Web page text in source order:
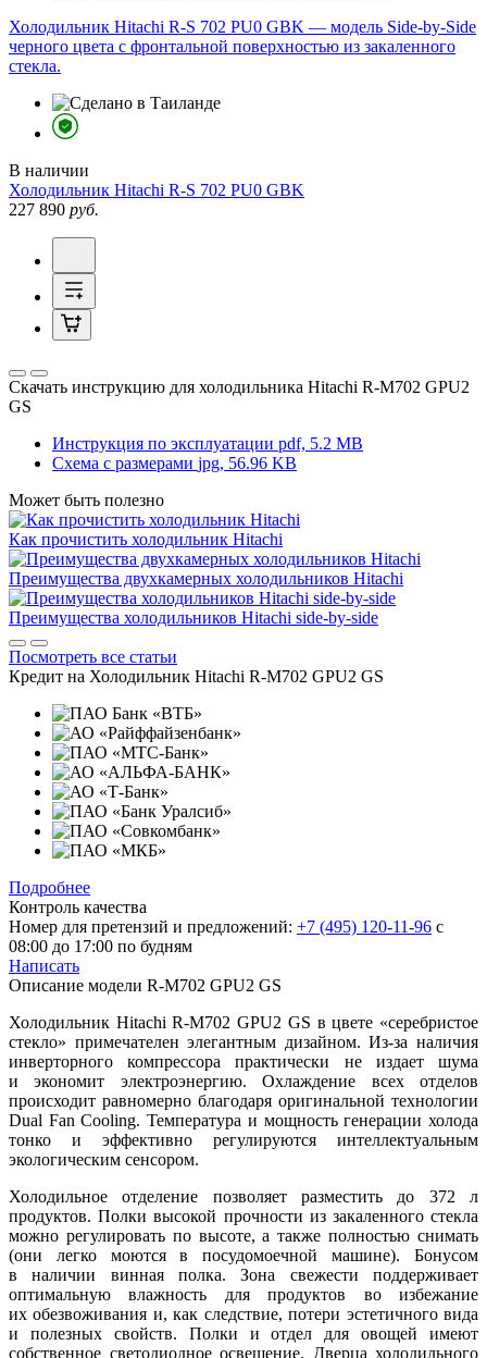
Холодильник Hitachi R-S 702 PU0 GBK — модель Side-by-Side
черного цвета c фронтальной поверхностью из закаленного
стекла.
В наличии
Холодильник Hitachi R-S 702 PU0 GBK
227 890 руб.
Скачать инструкцию для холодильника Hitachi R-M702 GPU2
GS
Инструкция по эксплуатации pdf, 5.2 MB
Схема с размерами jpg, 56.96 KB
Может быть полезно
Как прочистить холодильник Hitachi
Преимущества двухкамерных холодильников Hitachi
Преимущества холодильников Hitachi side-by-side
Посмотреть все статьи
Кредит на Холодильник Hitachi R-M702 GPU2 GS
Подробнее
Контроль качества
Номер для претензий и предложений: +7 (495) 120-11-96 с
08:00 до 17:00 по будням
Написать
Описание модели R-M702 GPU2 GS
Холодильник Hitachi R-M702 GPU2 GS в цвете «серебристое
стекло» примечателен элегантным дизайном. Из-за наличия
инверторного компрессора практически не издает шума
и экономит электроэнергию. Охлаждение всех отделов
происходит равномерно благодаря оригинальной технологии
Dual Fan Cooling. Температура и мощность генерации холода
тонко и эффективно регулируются интеллектуальным
экологическим сенсором.
Холодильное отделение позволяет разместить до 372 л
продуктов. Полки высокой прочности из закаленного стекла
можно регулировать по высоте, а также полностью снимать
(они легко моются в посудомоечной машине). Бонусом
в наличии винная полка. Зона свежести поддерживает
оптимальную влажность для продуктов во избежание
их обезвоживания и, как следствие, потери эстетичного вида
и полезных свойств. Полки и отдел для овощей имеют
собственное светодиодное освещение. Дверца холодильного